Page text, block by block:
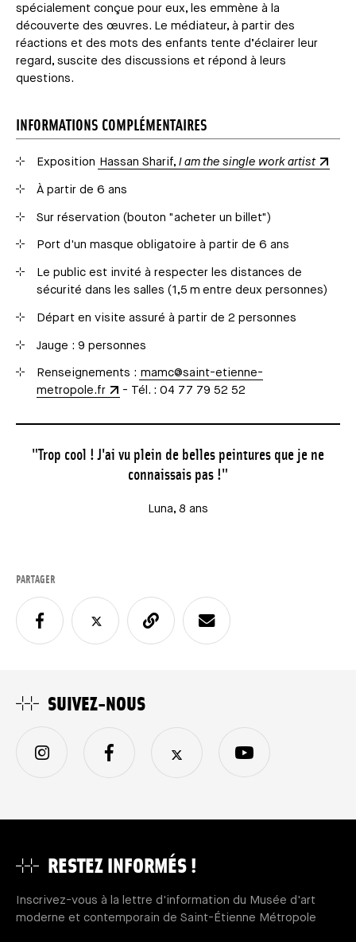
spécialement conçue pour eux, les emmène à la
découverte des œuvres. Le médiateur, à partir des
réactions et des mots des enfants tente d’éclairer leur
regard, suscite des discussions et répond à leurs
questions.
INFORMATIONS COMPLÉMENTAIRES
Exposition Hassan Sharif, I am the single work artist
À partir de 6 ans
Sur réservation (bouton "acheter un billet")
Port d'un masque obligatoire à partir de 6 ans
Le public est invité à respecter les distances de
sécurité dans les salles (1,5 m entre deux personnes)
Départ en visite assuré à partir de 2 personnes
Jauge : 9 personnes
Renseignements : mamc@saint-etienne-
metropole.fr
- Tél. : 04 77 79 52 52
"Trop cool ! J'ai vu plein de belles peintures que je ne
connaissais pas !"
Luna, 8 ans
PARTAGER
RESTEZ INFORMÉS !
Inscrivez-vous à la lettre d'information du Musée d'art
moderne et contemporain de Saint-Étienne Métropole
SUIVEZ-NOUS